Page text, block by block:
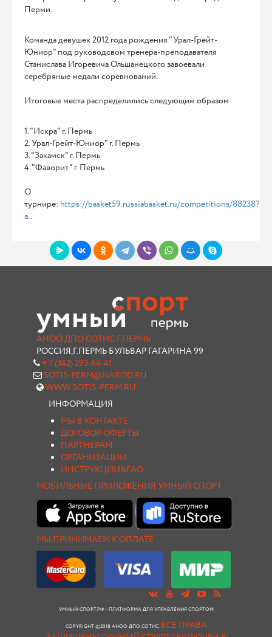
Перми.
Команда девушек 2012 года рождения "Урал-Грейт-
Юниор" под руководсвом тренера-преподавателя
Станислава Игоревича Ольшанецкого завоевали
серебряные медали соревнований.
Итоговые места распределились следующим образом
1. "Искра" г. Пермь
2. Урал-Грейт-Юниор" г. Пермь
3. "Закамск" г. Пермь
4. "Фаворит" г. Пермь
О
турнире: https://basket59.russiabasket.ru/competitions/88238?
a..
АНОО ДПО СОТИС Г.ПЕРМЬ
РОССИЯ,Г.ПЕРМЬ БУЛЬВАР ГАГАРИНА 99
+ 7 (342) 293-64-41
SOTIS-PERM@NAROD.RU
WWW.SOTIS-PERM.RU
ИНФОРМАЦИЯ
МЫ В КОНТАКТЕ
ДОГОВОР ОФЕРТЫ
ПАРТНЕРАМ
ОРГАНИЗАЦИИ
ИНСТРУКЦИИ&FAQ
МОБИЛЬНЫЕ ПРИЛОЖЕНИЯ УМНЫЙ СПОРТ
МЫ ПРИНИМАЕМ К ОПЛАТЕ
УМНЫЙ-СПОРТ.РФ - ПЛАТФОРМА ДЛЯ УПРАВЛЕНИЯ СПОРТОМ
COPYRIGHT ©2018 АНОО ДПО СОТИС. ВСЕ ПРАВА